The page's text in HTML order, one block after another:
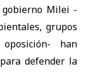
Milei -
grupos
han
defender la